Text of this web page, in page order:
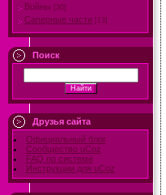
Войны [30]
Саперные части [13]
Поиск
Друзья сайта
Официальный блог
Сообщество uCoz
FAQ по системе
Инструкции для uCoz